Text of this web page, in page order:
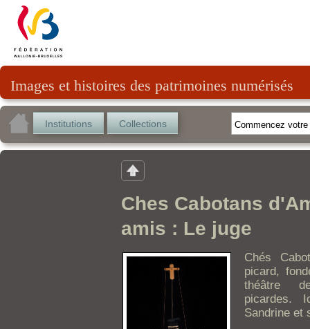
Images et histoires des patrimoines numérisés
Institutions Collections
Ches Cabotans
amis : Le juge
Chés
picard,
théâtre
picardes.
Sandrine et